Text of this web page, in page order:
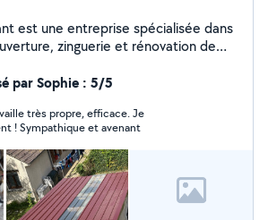
dans
zinguerie et rénovation de
l'entreprise accompagne ses clients
dans tous leurs
d'une construction neuve, d'une
urgent. Notre mission est
client une toiture fiable, durable et
adaptée aux besoins de son
toitures
Travaux de zinguerie
par Sophie : 5/5
très propre, efficace. Je
! Sympathique et avenant